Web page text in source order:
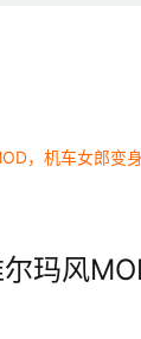
，机车女郎
玛风